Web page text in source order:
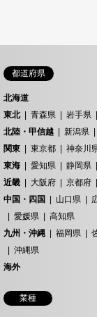
都道府県
北海道
東北
青森県 岩手県
北陸・甲信越
新潟県
関東
東京都 神奈川
東海
愛知県 静岡県
近畿
大阪府 京都府
中国・四国
山口県
愛媛県
高知県
九州・沖縄
福岡県
沖縄県
海外
業種